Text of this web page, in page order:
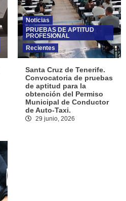
Noticias
PRUEBAS DE APTITUD
PROFESIONAL
Recientes
Santa Cruz de Tenerife.
Convocatoria de pruebas
de aptitud para la
obtención del Permiso
Municipal de Conductor
de Auto-Taxi.
29 junio, 2026